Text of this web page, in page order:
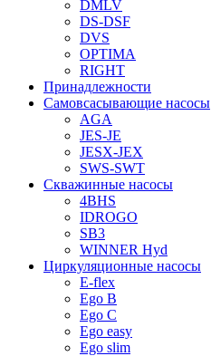
DMLV
DS-DSF
DVS
OPTIMA
RIGHT
Принадлежности
Самовсасывающие насосы
AGA
JES-JE
JESX-JEX
SWS-SWT
Скважинные насосы
4BHS
IDROGO
SB3
WINNER Hyd
Циркуляционные насосы
E-flex
Ego B
Ego C
Ego easy
Ego slim